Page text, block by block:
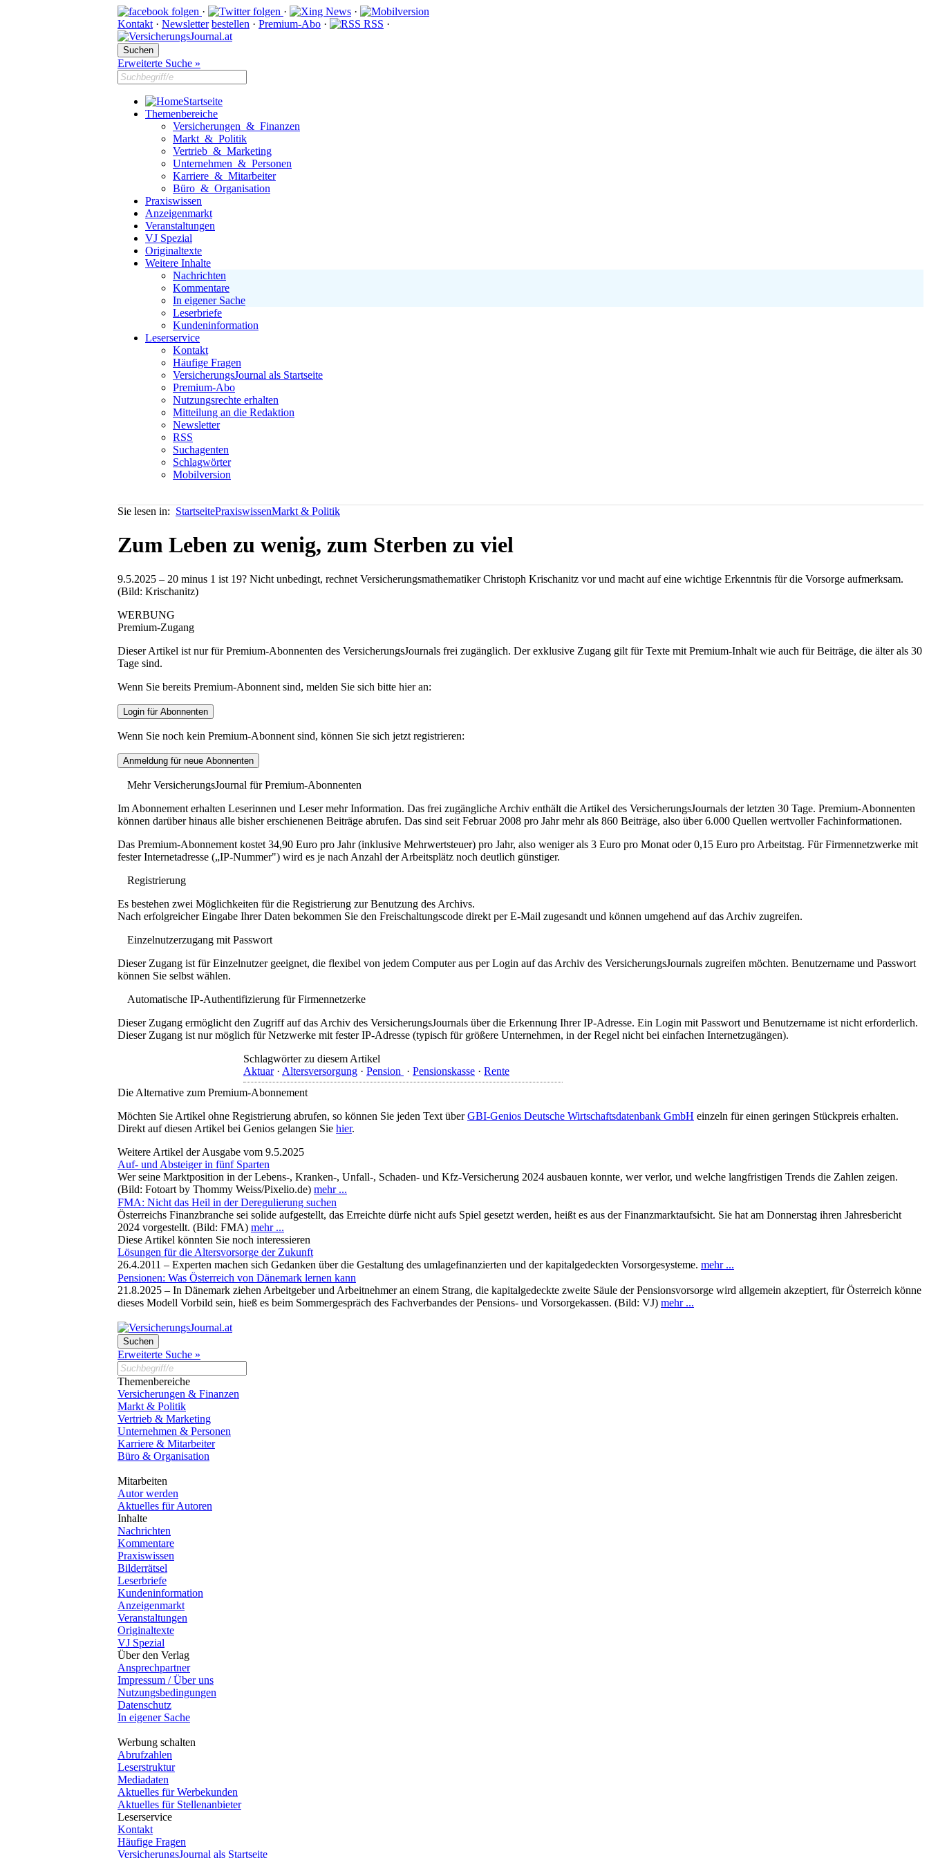
· ·
·
Kontakt · Newsletter bestellen · Premium-Abo · RSS ·
Erweiterte Suche »
Startseite
Themenbereiche
Versicherungen & Finanzen
Markt & Politik
Vertrieb & Marketing
Unternehmen & Personen
Karriere & Mitarbeiter
Büro & Organisation
Praxiswissen
Anzeigenmarkt
Veranstaltungen
VJ Spezial
Originaltexte
Weitere Inhalte
Nachrichten
Kommentare
In eigener Sache
Leserbriefe
Kundeninformation
Leserservice
Kontakt
Häufige Fragen
VersicherungsJournal als Startseite
Premium-Abo
Nutzungsrechte erhalten
Mitteilung an die Redaktion
Newsletter
RSS
Suchagenten
Schlagwörter
Mobilversion
Sie lesen in: StartseitePraxiswissenMarkt & Politik
Zum Leben zu wenig, zum Sterben zu viel
9.5.2025 – 20 minus 1 ist 19? Nicht unbedingt, rechnet Versicherungsmathematiker Christoph Krischanitz vor und macht auf eine wichtige Erkenntnis für die Vorsorge aufmerksam.
(Bild: Krischanitz)
WERBUNG
Premium-Zugang
Dieser Artikel ist nur für Premium-Abonnenten des VersicherungsJournals frei zugänglich. Der exklusive Zugang gilt für Texte mit Premium-Inhalt wie auch für Beiträge, die älter als 30
Tage sind.
Wenn Sie bereits Premium-Abonnent sind, melden Sie sich bitte hier an:
Wenn Sie noch kein Premium-Abonnent sind, können Sie sich jetzt registrieren:
Mehr VersicherungsJournal für Premium-Abonnenten
Im Abonnement erhalten Leserinnen und Leser mehr Information. Das frei zugängliche Archiv enthält die Artikel des VersicherungsJournals der letzten 30 Tage. Premium-Abonnenten
können darüber hinaus alle bisher erschienenen Beiträge abrufen. Das sind seit Februar 2008 pro Jahr mehr als 860 Beiträge, also über 6.000 Quellen wertvoller Fachinformationen.
Das Premium-Abonnement kostet 34,90 Euro pro Jahr (inklusive Mehrwertsteuer) pro Jahr, also weniger als 3 Euro pro Monat oder 0,15 Euro pro Arbeitstag. Für Firmennetzwerke mit
fester Internetadresse („IP-Nummer") wird es je nach Anzahl der Arbeitsplätz noch deutlich günstiger.
Registrierung
Es bestehen zwei Möglichkeiten für die Registrierung zur Benutzung des Archivs.
Nach erfolgreicher Eingabe Ihrer Daten bekommen Sie den Freischaltungscode direkt per E-Mail zugesandt und können umgehend auf das Archiv zugreifen.
Einzelnutzerzugang mit Passwort
Dieser Zugang ist für Einzelnutzer geeignet, die flexibel von jedem Computer aus per Login auf das Archiv des VersicherungsJournals zugreifen möchten. Benutzername und Passwort
können Sie selbst wählen.
Automatische IP-Authentifizierung für Firmennetzerke
Dieser Zugang ermöglicht den Zugriff auf das Archiv des VersicherungsJournals über die Erkennung Ihrer IP-Adresse. Ein Login mit Passwort und Benutzername ist nicht erforderlich.
Dieser Zugang ist nur möglich für Netzwerke mit fester IP-Adresse (typisch für größere Unternehmen, in der Regel nicht bei einfachen Internetzugängen).
Schlagwörter zu diesem Artikel
Aktuar· Altersversorgung · Pension · Pensionskasse · Rente
Die Alternative zum Premium-Abonnement
Möchten Sie Artikel ohne Registrierung abrufen, so können Sie jeden Text überGBI-Genios Deutsche Wirtschaftsdatenbank GmbH einzeln für einen geringen Stückpreis erhalten.
Direkt auf diesen Artikel bei Genios gelangen Sie hier.
Weitere Artikel der Ausgabe vom 9.5.2025
Auf- und Absteiger in fünf Sparten
Wer seine Marktposition in der Lebens-, Kranken-, Unfall-, Schaden- und Kfz-Versicherung 2024 ausbauen konnte, wer verlor, und welche langfristigen Trends die Zahlen zeigen.
(Bild: Fotoart by Thommy Weiss/Pixelio.de) mehr ...
FMA: Nicht das Heil in der Deregulierung suchen
Österreichs Finanzbranche sei solide aufgestellt, das Erreichte dürfe nicht aufs Spiel gesetzt werden, heißt es aus der Finanzmarktaufsicht. Sie hat am Donnerstag ihren Jahresbericht
2024 vorgestellt. (Bild: FMA) mehr ...
Diese Artikel könnten Sie noch interessieren
Lösungen für die Altersvorsorge der Zukunft
26.4.2011 – Experten machen sich Gedanken über die Gestaltung des umlagefinanzierten und der kapitalgedeckten Vorsorgesysteme. mehr ...
Pensionen: Was Österreich von Dänemark lernen kann
21.8.2025 – In Dänemark ziehen Arbeitgeber und Arbeitnehmer an einem Strang, die kapitalgedeckte zweite Säule der Pensionsvorsorge wird allgemein akzeptiert, für Österreich könne
dieses Modell Vorbild sein, hieß es beim Sommergespräch des Fachverbandes der Pensions- und Vorsorgekassen. (Bild: VJ) mehr ...
Erweiterte Suche »
Themenbereiche
Versicherungen & Finanzen
Markt & Politik
Vertrieb & Marketing
Unternehmen & Personen
Karriere & Mitarbeiter
Büro & Organisation
Mitarbeiten
Autor werden
Aktuelles für Autoren
Inhalte
Nachrichten
Kommentare
Praxiswissen
Bilderrätsel
Leserbriefe
Kundeninformation
Anzeigenmarkt
Veranstaltungen
Originaltexte
VJ Spezial
Über den Verlag
Ansprechpartner
Impressum / Über uns
Nutzungsbedingungen
Datenschutz
In eigener Sache
Werbung schalten
Abrufzahlen
Leserstruktur
Mediadaten
Aktuelles für Werbekunden
Aktuelles für Stellenanbieter
Leserservice
Kontakt
Häufige Fragen
VersicherungsJournal als Startseite